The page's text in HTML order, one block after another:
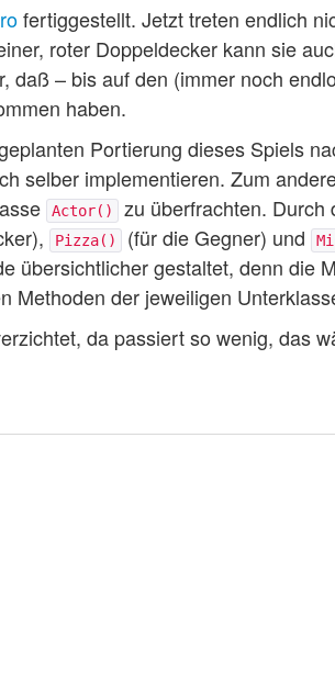
fertiggestellt. Jetzt treten endlich
roter Doppeldecker kann sie
daß – bis auf den (immer noch
haben.
Portierung dieses Spiels
selber implementieren. Zum
Actor()
zu überfrachten. Durch
Pizza() (für die Gegner) und
übersichtlicher gestaltet, denn die
Methoden der jeweiligen
da passiert so wenig, das